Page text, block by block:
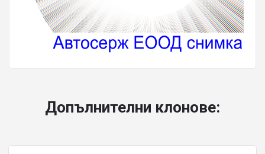
Допълнителни клонове: